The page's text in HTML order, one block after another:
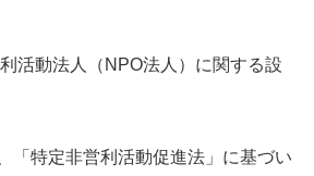
動法人（NPO法人）に関する設
特定非営利活動促進法」に基づい